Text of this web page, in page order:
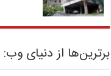
برترین‌ها از دنیای وب: